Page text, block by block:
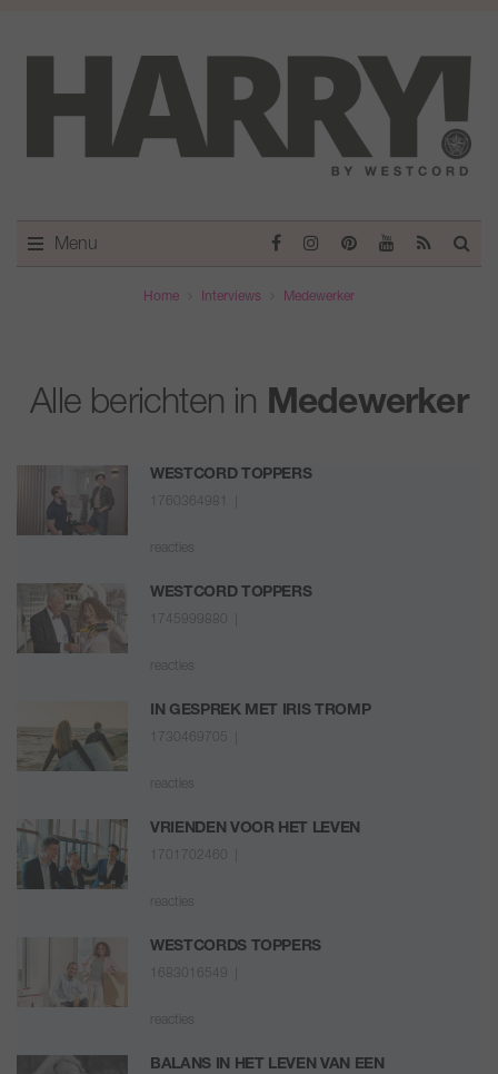
Menu
Home Interviews Medewerker
Alle berichten in Medewerker
WESTCORD TOPPERS
1760364981 |
reacties
WESTCORD TOPPERS
1745999880 |
reacties
IN GESPREK MET IRIS TROMP
1730469705 |
reacties
VRIENDEN VOOR HET LEVEN
1701702460 |
reacties
WESTCORDS TOPPERS
1683016549 |
reacties
BALANS IN HET LEVEN VAN EEN